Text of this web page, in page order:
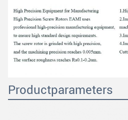
Productparameters